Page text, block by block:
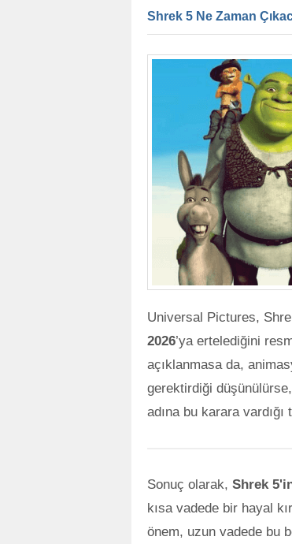
Shrek 5 Ne Zaman
Universal Pictures,
2026’ya ertelediğini
açıklanmasa da,
gerektirdiği
adına bu karara
Sonuç olarak, Shrek
kısa vadede bir hayal
önem, uzun vadede bu